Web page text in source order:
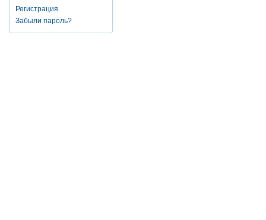
Регистрация
Забыли пароль?